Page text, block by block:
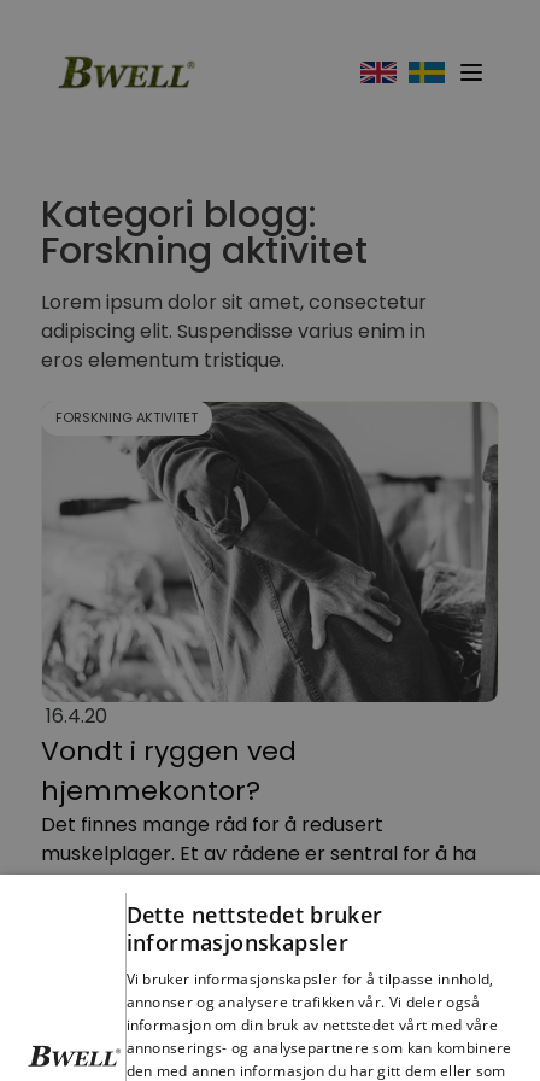
Kategori blogg:
Forskning aktivitet
Lorem ipsum dolor sit amet, consectetur
adipiscing elit. Suspendisse varius enim in
eros elementum tristique.
FORSKNING AKTIVITET
16.4.20
Vondt i ryggen ved
hjemmekontor?
Det finnes mange råd for å redusert
muskelplager. Et av rådene er sentral for å ha
mindre vondt i ryggen og god helse generelt.
Bli kunde hos Bwell
Ta kontakt med oss om du ønsker å bli kunde.
Dette nettstedet bruker
informasjonskapsler
Vi bruker informasjonskapsler for å tilpasse innhold,
annonser og analysere trafikken vår. Vi deler også
informasjon om din bruk av nettstedet vårt med våre
annonserings- og analysepartnere som kan kombinere
den med annen informasjon du har gitt dem eller som